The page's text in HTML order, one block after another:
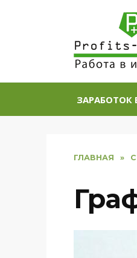
ЗАРАБОТОК
ГЛАВНАЯ »